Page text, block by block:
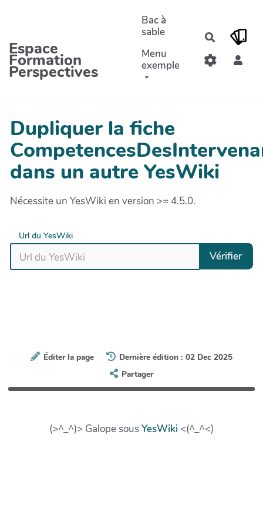
Espace
Formation
Perspectives
Bac à
sable
Menu
exemple
Dupliquer la fiche
dans un autre YesWiki
Nécessite un YesWiki en version >= 4.5.0.
Url du YesWiki
Vérifier
Éditer la page
Dernière édition : 02 Dec 2025
Partager
(>^_^)> Galope sousYesWiki <(^_^<)